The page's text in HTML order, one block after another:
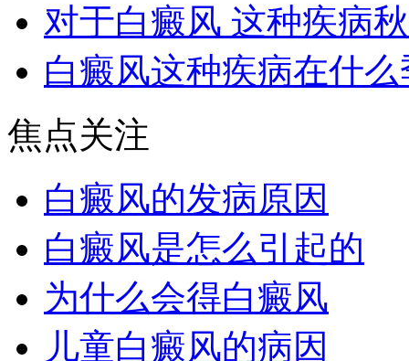
对于白癜风 这种疾病
白癜风这种疾病在什
焦点关注
白癜风的发病原因
白癜风是怎么引起的
为什么会得白癜风
儿童白癜风的病因